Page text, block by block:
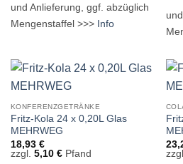
und Anlieferung, ggf. abzüglich
Mengenstaffel >>> Info
KONFERENZGETRÄNKE
Fritz-Kola 24 x 0,20L Glas
MEHRWEG
18,93 €
zzgl. 5,10 €Pfand